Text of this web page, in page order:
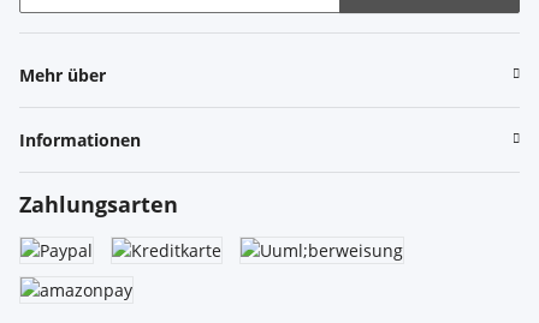
Mehr über
Informationen
Zahlungsarten